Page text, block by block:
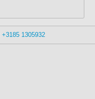
+3185 1305932